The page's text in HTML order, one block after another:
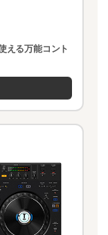
える万能コント